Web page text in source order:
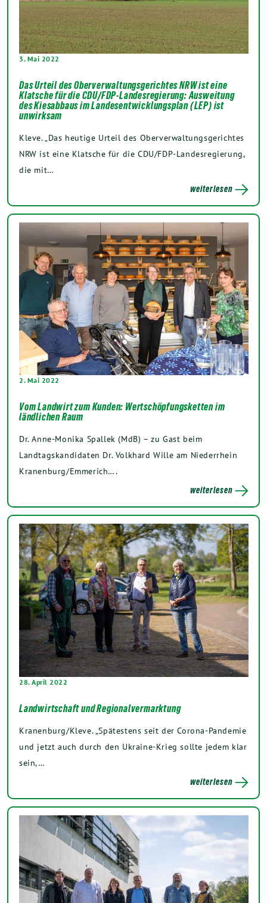
3. Mai 2022
Das Urteil des Oberverwaltungsgerichtes NRW ist eine
Klatsche für die CDU/FDP-Landesregierung: Ausweitung
des Kiesabbaus im Landesentwicklungsplan (LEP) ist
unwirksam
Kleve. „Das heutige Urteil des Oberverwaltungsgerichtes
NRW ist eine Klatsche für die CDU/FDP-Landesregierung,
die mit…
weiterlesen
2. Mai 2022
Vom Landwirt zum Kunden: Wertschöpfungsketten im
ländlichen Raum
Dr. Anne-Monika Spallek (MdB) – zu Gast beim
Landtagskandidaten Dr. Volkhard Wille am Niederrhein
Kranenburg/Emmerich….
weiterlesen
28. April 2022
Landwirtschaft und Regionalvermarktung
Kranenburg/Kleve. „Spätestens seit der Corona-Pandemie
und jetzt auch durch den Ukraine-Krieg sollte jedem klar
sein,…
weiterlesen